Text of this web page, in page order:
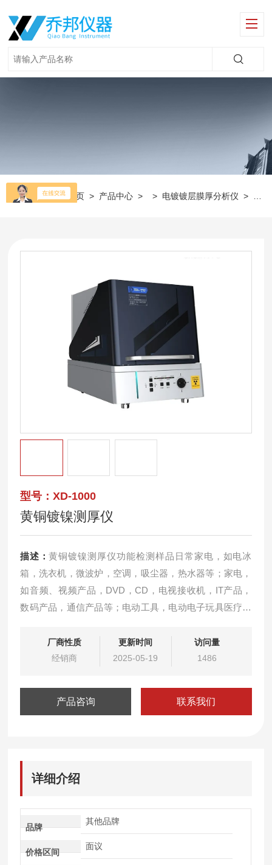
当前位置： 首页 > 产品中心 > > 电镀镀层膜厚分析仪 >
型号：XD-1000
黄铜镀镍测厚仪
描述：黄铜镀镍测厚仪功能检测样品日常家电，如电冰
箱，洗衣机，微波炉，空调，吸尘器，热水器等；家电，
如音频、视频产品，DVD，CD，电视接收机，IT产品，
数码产品，通信产品等；电动工具，电动电子玩具医疗电
包括小型和大型家电，IT和电信设备和消费品，如收音
机，电视机，摄像机和音响系统，PCB线路板、电路板
厂商性质
经销商
更新时间
2025-05-19
访问量
1486
产品咨询 联系我们
详细介绍
品牌
其他品牌
价格区间
面议